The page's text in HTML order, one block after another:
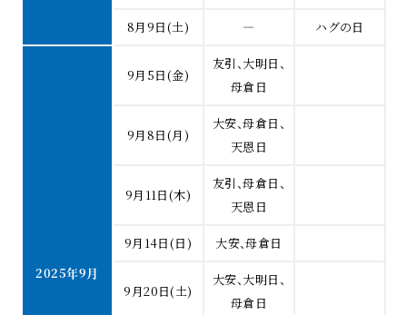
8月9日(土) ― ハグの日
2025年9月
9月5日(金)
友引、大明日、
母倉日
9月8日(月)
大安、母倉日、
天恩日
9月11日(木)
友引、母倉日、
天恩日
9月14日(日) 大安、母倉日
9月20日(土)
大安、大明日、
母倉日